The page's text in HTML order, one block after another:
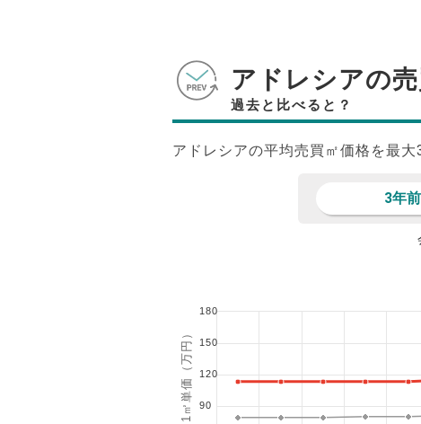
アドレシアの
過去と比べると？
アドレシアの平均売買㎡価格を最大
3年前
1㎡単価（万円） 90
120
150
180